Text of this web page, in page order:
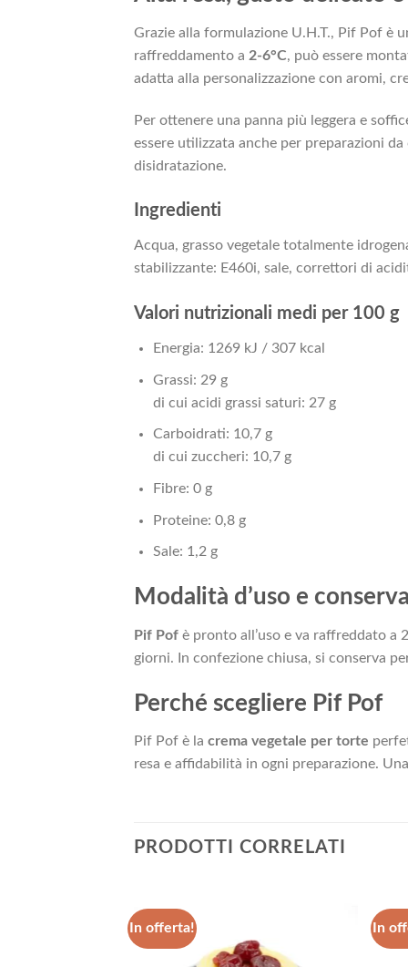
Grazie alla formulazione U.H.T., Pif Pof è
raffreddamento a 2-6°C, può essere
adatta alla personalizzazione con aromi,
Per ottenere una panna più leggera e
essere utilizzata anche per preparazioni
disidratazione.
Ingredienti
Acqua, grasso vegetale totalmente
stabilizzante: E460i, sale, correttori di
Valori nutrizionali medi per 100 g
Energia: 1269 kJ / 307 kcal
Grassi: 29 g
di cui acidi grassi saturi: 27 g
Carboidrati: 10,7 g
di cui zuccheri: 10,7 g
Fibre: 0 g
Proteine: 0,8 g
Sale: 1,2 g
Modalità d’uso e
Pif Pof è pronto all’uso e va raffreddato a
giorni. In confezione chiusa, si conserva
Perché scegliere Pif Pof
Pif Pof è la crema vegetale per torte
resa e affidabilità in ogni preparazione.
PRODOTTI CORRELATI
In offerta! In